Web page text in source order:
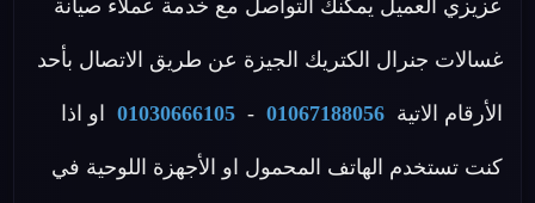
عزيزي العميل يمكنك التواصل مع خدمة عملاء صيانة
غسالات جنرال الكتريك الجيزة عن طريق الاتصال بأحد
الأرقام الاتية 01067188056
-
01030666105 او اذا
كنت تستخدم الهاتف المحمول او الأجهزة اللوحية في